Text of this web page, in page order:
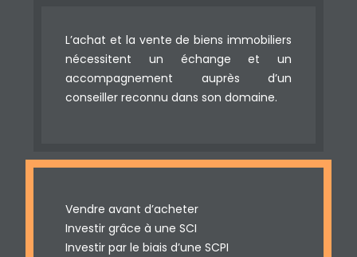
L’achat et la vente de biens immobiliers
nécessitent un échange et un
accompagnement auprès d’un
conseiller reconnu dans son domaine.
Vendre avant d’acheter
Investir grâce à une SCI
Investir par le biais d’une SCPI